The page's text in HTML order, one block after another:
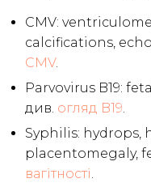
CMV:
calcifications,
CMV.
Parvovirus B19:
див. огляд B19.
Syphilis: hydrops,
placentomegaly,
вагітності